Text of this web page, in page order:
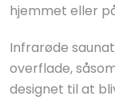
hjemmet eller
Infrarøde
overflade,
designet til at